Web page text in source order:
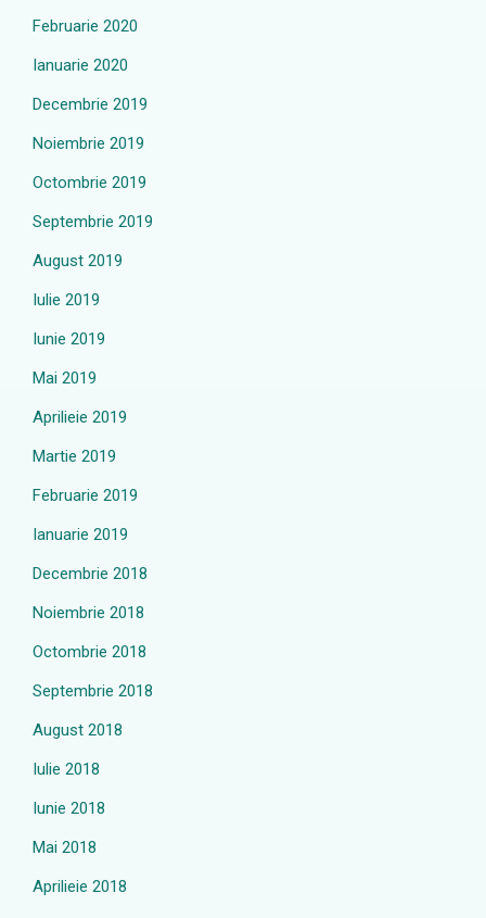
Februarie 2020
Ianuarie 2020
Decembrie 2019
Noiembrie 2019
Octombrie 2019
Septembrie 2019
August 2019
Iulie 2019
Iunie 2019
Mai 2019
Aprilieie 2019
Martie 2019
Februarie 2019
Ianuarie 2019
Decembrie 2018
Noiembrie 2018
Octombrie 2018
Septembrie 2018
August 2018
Iulie 2018
Iunie 2018
Mai 2018
Aprilieie 2018